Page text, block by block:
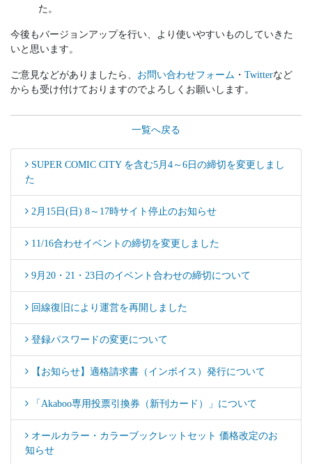
た。
今後もバージョンアップを行い、より使いやすいものしていきた
いと思います。
ご意見などがありましたら、 お問い合わせフォーム ・ Twitterなど
からも受け付けておりますのでよろしくお願いします。
一覧へ戻る
SUPER COMIC CITY を含む5月4～6日の締切を変更しまし
た
2月15日(日) 8～17時サイト停止のお知らせ
11/16合わせイベントの締切を変更しました
9月20・21・23日のイベント合わせの締切について
回線復旧により運営を再開しました
登録パスワードの変更について
【お知らせ】適格請求書（インボイス）発行について
「Akaboo専用投票引換券（新刊カード）」について
オールカラー・カラーブックレットセット 価格改定のお
知らせ